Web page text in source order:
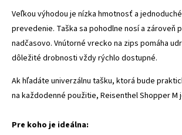
Veľkou výhodou je nízka hmotnosť a
prevedenie. Taška sa pohodlne nosí a zároveň
nadčasovo. Vnútorné vrecko na zips pomáha
dôležité drobnosti vždy rýchlo dostupné.
Ak hľadáte univerzálnu tašku, ktorá bude
na každodenné použitie, Reisenthel Shopper M
Pre koho je ideálna: